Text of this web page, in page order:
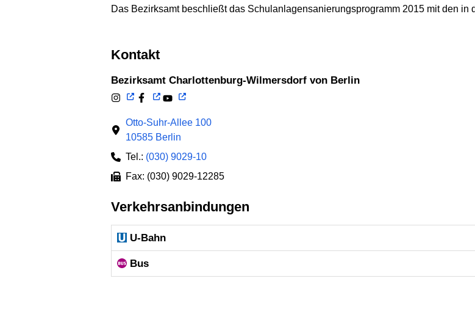
Das Bezirksamt beschließt das Schulanlagensanierungsprogramm 2015 mit den in
Kontakt
Bezirksamt Charlottenburg-Wilmersdorf von Berlin
Otto-Suhr-Allee 100
10585 Berlin
Tel.: (030) 9029-10
Fax: (030) 9029-12285
Verkehrsanbindungen
U-Bahn
Bus